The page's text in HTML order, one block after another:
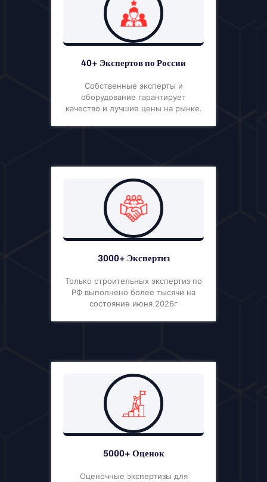
40+ Экспертов по России
Собственные эксперты и
оборудование гарантирует
качество и лучшие цены на рынке.
3000+ Экспертиз
Только строительных экспертиз по
РФ выполнено более тысячи на
состояние июня 2026г
5000+ Оценок
Оценочные экспертизы для